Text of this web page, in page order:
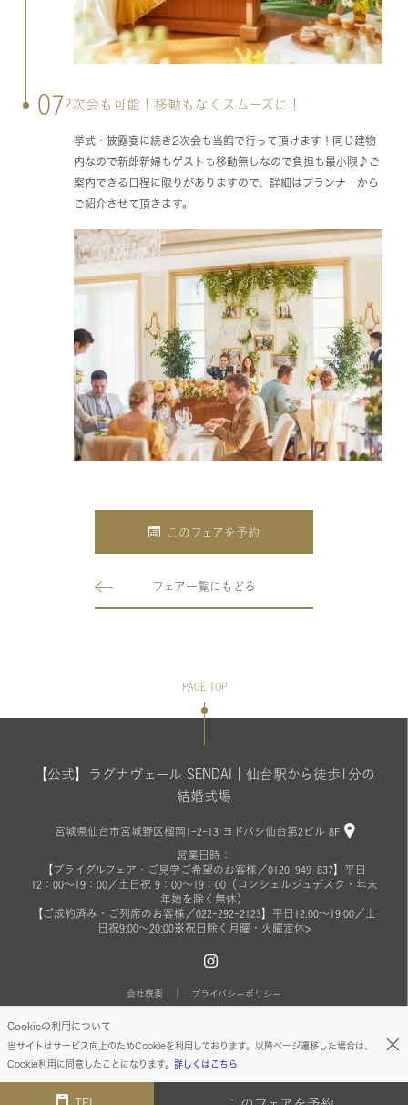
07 2次会も可能！移動もなくスムーズに！
挙式・披露宴に続き2次会も当館で行って頂けます！同じ建物
内なので新郎新婦もゲストも移動無しなので負担も最小限♪ご
案内できる日程に限りがありますので、詳細はプランナーから
ご紹介させて頂きます。
このフェアを予約
フェア一覧にもどる
Cookieの利用について
当サイトはサービス向上のためCookieを利用しております。以降ページ遷移した場合は、
Cookie利用に同意したことになります。 詳しくはこちら
PAGE TOP
【公式】ラグナヴェール SENDAI｜仙台駅から徒歩1分の
結婚式場
宮城県仙台市宮城野区榴岡1-2-13 ヨドバシ仙台第2ビル 8F
営業日時：
【ブライダルフェア・ご見学ご希望のお客様／0120-949-837】平日
12：00～19：00／土日祝 9：00～19：00（コンシェルジュデスク・年末
年始を除く無休）
【ご成約済み・ご列席のお客様／022-292-2123】平日12:00～19:00／土
日祝9:00～20:00※祝日除く月曜・火曜定休>
会社概要 プライバシーポリシー